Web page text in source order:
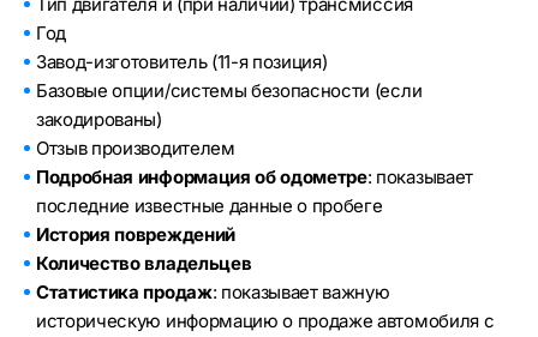
Год
Завод-изготовитель (11-я позиция)
Базовые опции/системы безопасности (если
закодированы)
Отзыв производителем
Подробная информация об одометре: показывает
последние известные данные о пробеге
История повреждений
Количество владельцев
Статистика продаж: показывает важную
историческую информацию о продаже автомобиля с